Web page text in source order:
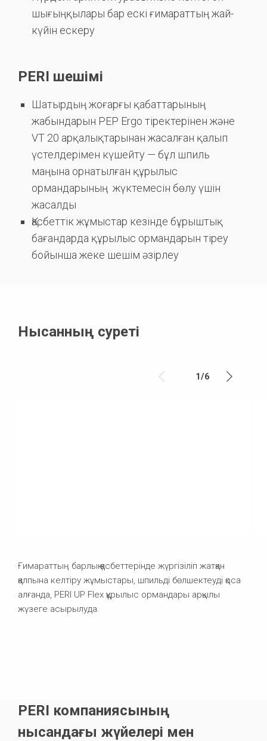
шығыңқылары бар ескі ғимараттың жай-
күйін ескеру
PERI шешімі
Шатырдың жоғарғы қабаттарының
жабындарын PEP Ergo тіректерінен және
VT 20 арқалықтарынан жасалған қалып
үстелдерімен күшейту — бұл шпиль
маңына орнатылған құрылыс
ормандарының жүктемесін бөлу үшін
жасалды
Қасбеттік жұмыстар кезінде бұрыштық
бағандарда құрылыс ормандарын тіреу
бойынша жеке шешім әзірлеу
Нысанның суреті
1/6
Ғимараттың барлық қасбеттерінде жүргізіліп жатқан
қалпына келтіру жұмыстары, шпильді бөлшектеуді қоса
алғанда, PERI UP Flex құрылыс ормандары арқылы
жүзеге асырылуда.
PERI компаниясының
нысандағы жүйелері мен